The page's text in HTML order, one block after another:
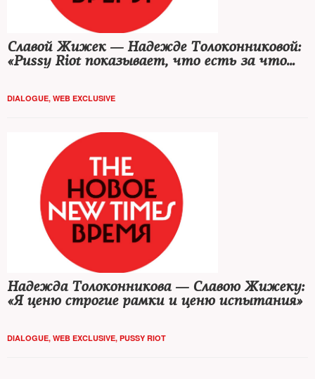
Славой Жижек — Надежде Толоконниковой:
«Pussy Riot показывает, что есть за что
DIALOGUE, WEB EXCLUSIVE
Надежда Толоконникова — Славою Жижеку:
«Я ценю строгие рамки и ценю испытания»
DIALOGUE, WEB EXCLUSIVE, PUSSY RIOT